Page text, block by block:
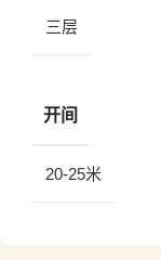
三层
开间
20-25米